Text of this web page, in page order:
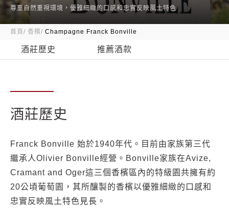
尊重自然重視環境，優雅細緻的口感和忠實反映風土特色
首頁 香檳 Champagne Franck Bonville
酒莊歷史 推薦酒款
酒莊歷史
Franck Bonville 始於1940年代。目前由家族第三代
繼承人Olivier Bonville經營。Bonville家族在Avize,
Cramant and Oger這三個香檳區內的特級園共擁有約
20公頃葡萄園，其所釀製的香檳以優雅細緻的口感和
忠實反映風土特色見長。